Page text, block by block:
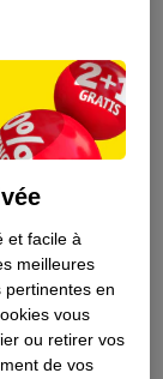
Pousse-
The Length!
1
et facile à
meilleures
pertinentes en
vous
ou retirer vos
de vos